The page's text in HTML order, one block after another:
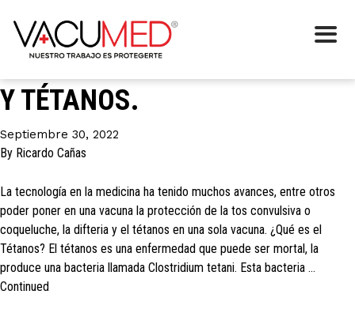
Etiqueta:Tétanos
EL COQUELUCHE LA DIFTERIA
Y TÉTANOS.
Septiembre 30, 2022
By Ricardo Cañas
La tecnología en la medicina ha tenido muchos avances, entre otros
poder poner en una vacuna la protección de la tos convulsiva o
coqueluche, la difteria y el tétanos en una sola vacuna. ¿Qué es el
Tétanos? El tétanos es una enfermedad que puede ser mortal, la
produce una bacteria llamada Clostridium tetani. Esta bacteria …
Continued